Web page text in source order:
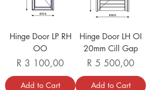
Hinge Door LP RH
OO
Price
R 3 100,00
Add to Cart
Hinge Door LH OI
20mm Cill Gap
Price
R 5 500,00
Add to Cart